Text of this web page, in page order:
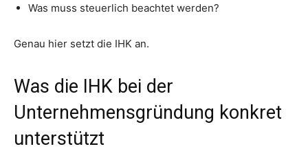
Was muss steuerlich beachtet werden?
Genau hier setzt die IHK an.
Was die IHK bei der
Unternehmensgründung konkret
unterstützt